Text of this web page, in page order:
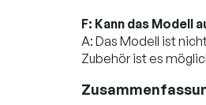
F: Kann das Modell
A: Das Modell ist
Zubehör ist es